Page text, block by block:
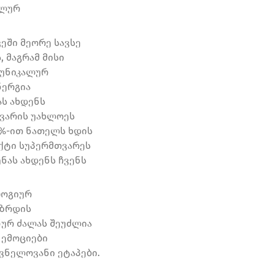
მეორე სავსე
მისი
ახდენს
უახლოეს
ით ნათელს ხდის
სუპერმთვარეს
ახდენს ჩვენს
ძალას შეუძლია
ეტაპები.